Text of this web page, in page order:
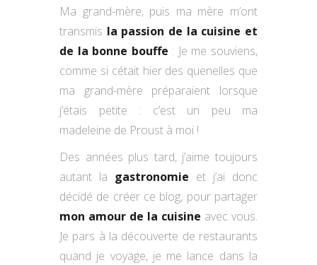
Ma grand-mère, puis ma mère m’ont
transmis la passion de la cuisine et
de la bonne bouffe : Je me souviens,
comme si cétait hier des quenelles que
ma grand-mère préparaient lorsque
j’étais petite : c’est un peu ma
madeleine de Proust à moi !
Des années plus tard, j’aime toujours
autant la gastronomie et j’ai donc
décidé de créer ce blog, pour partager
mon amour de la cuisine avec vous.
Je pars à la découverte de restaurants
quand je voyage, je me lance dans la